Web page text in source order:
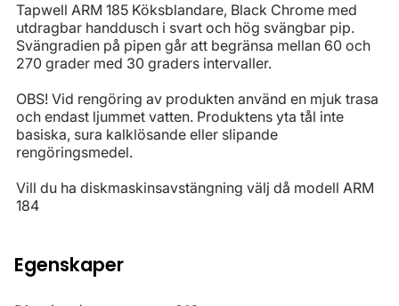
Tapwell ARM 185 Köksblandare, Black Chrome med
utdragbar handdusch i svart och hög svängbar pip.
Svängradien på pipen går att begränsa mellan 60 och
270 grader med 30 graders intervaller.
OBS! Vid rengöring av produkten använd en mjuk trasa
och endast ljummet vatten. Produktens yta tål inte
basiska, sura kalklösande eller slipande
rengöringsmedel.
Vill du ha diskmaskinsavstängning välj då modell ARM
184
Egenskaper